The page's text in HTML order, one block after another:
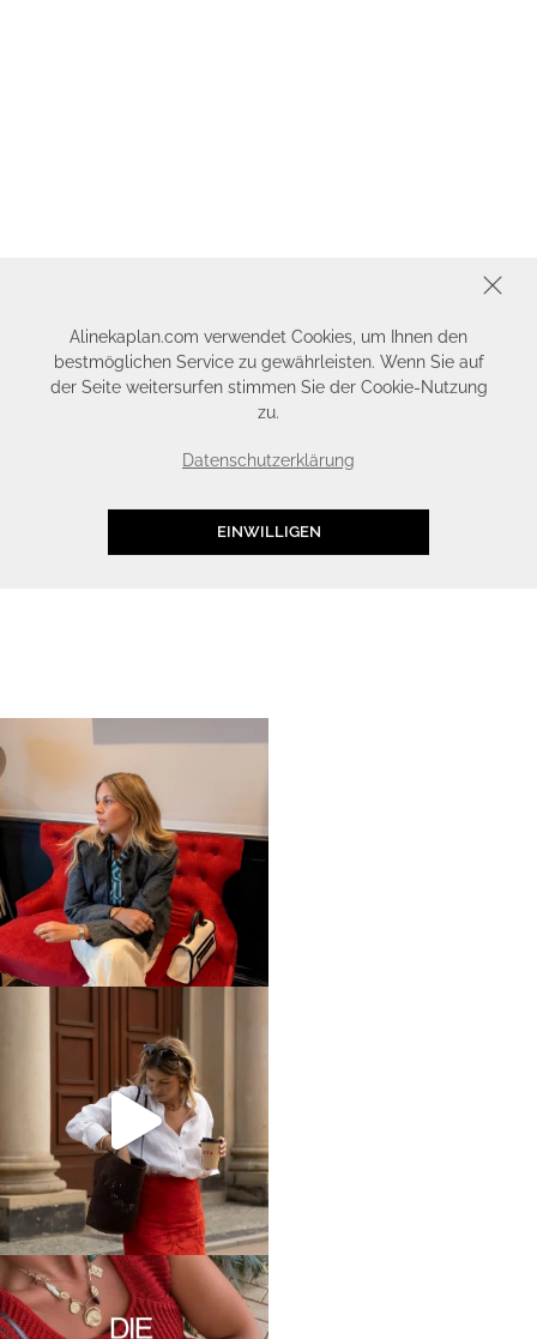
Alinekaplan.com verwendet Cookies, um Ihnen den
bestmöglichen Service zu gewährleisten. Wenn Sie auf
der Seite weitersurfen stimmen Sie der Cookie-Nutzung
zu.
Datenschutzerklärung
EINWILLIGEN